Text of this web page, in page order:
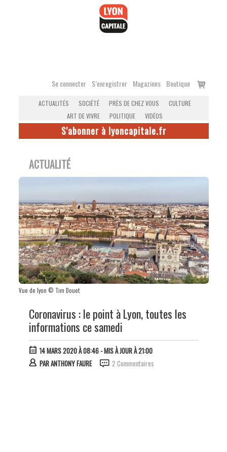
Se connecter S’enregistrer Magazines Boutique
Voir
ACTUALITÉS SOCIÉTÉ PRÈS DE CHEZ VOUS
CULTURE
ART DE VIVRE
POLITIQUE VIDÉOS
S'abonner à lyoncapitale.fr
ACTUALITÉ
Vue de lyon © Tim Douet
Coronavirus : le point à Lyon, toutes les
informations ce samedi
14 MARS 2020 À 08:46- MIS À JOUR À 21:00
PARANTHONY FAURE 2 Commentaires